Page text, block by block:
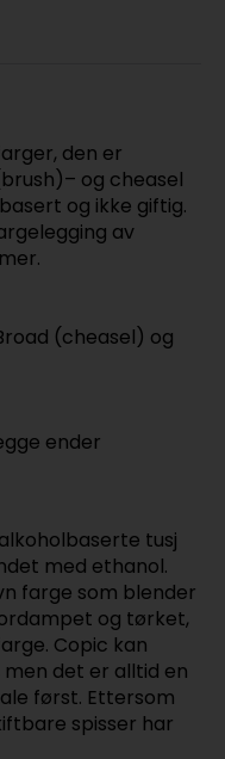
den er
og cheasel
og ikke giftig.
av
(cheasel) og
ender
tusj
med ethanol.
farge som blender
og tørket,
Copic kan
det er alltid en
først. Ettersom
spisser har